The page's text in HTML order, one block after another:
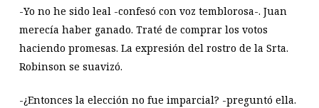
-Yo no he sido leal -confesó con voz temblorosa-. Juan
merecía haber ganado. Traté de comprar los votos
haciendo promesas. La expresión del rostro de la Srta.
Robinson se suavizó.
-¿Entonces la elección no fue imparcial? -preguntó ella.